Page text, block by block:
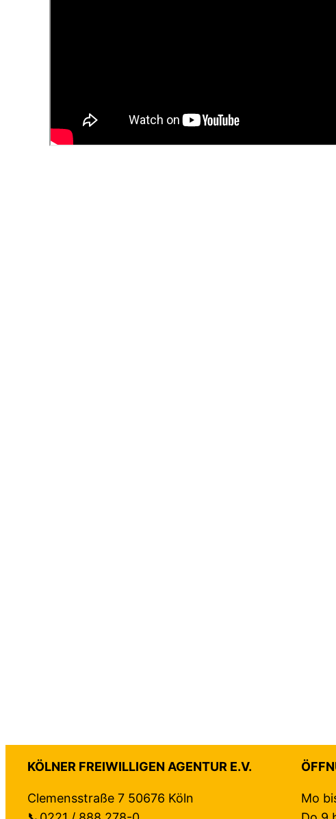
KÖLNER FREIWILLIGEN AGENTUR E.V.
Clemensstraße 7 50676 Köln
Mo